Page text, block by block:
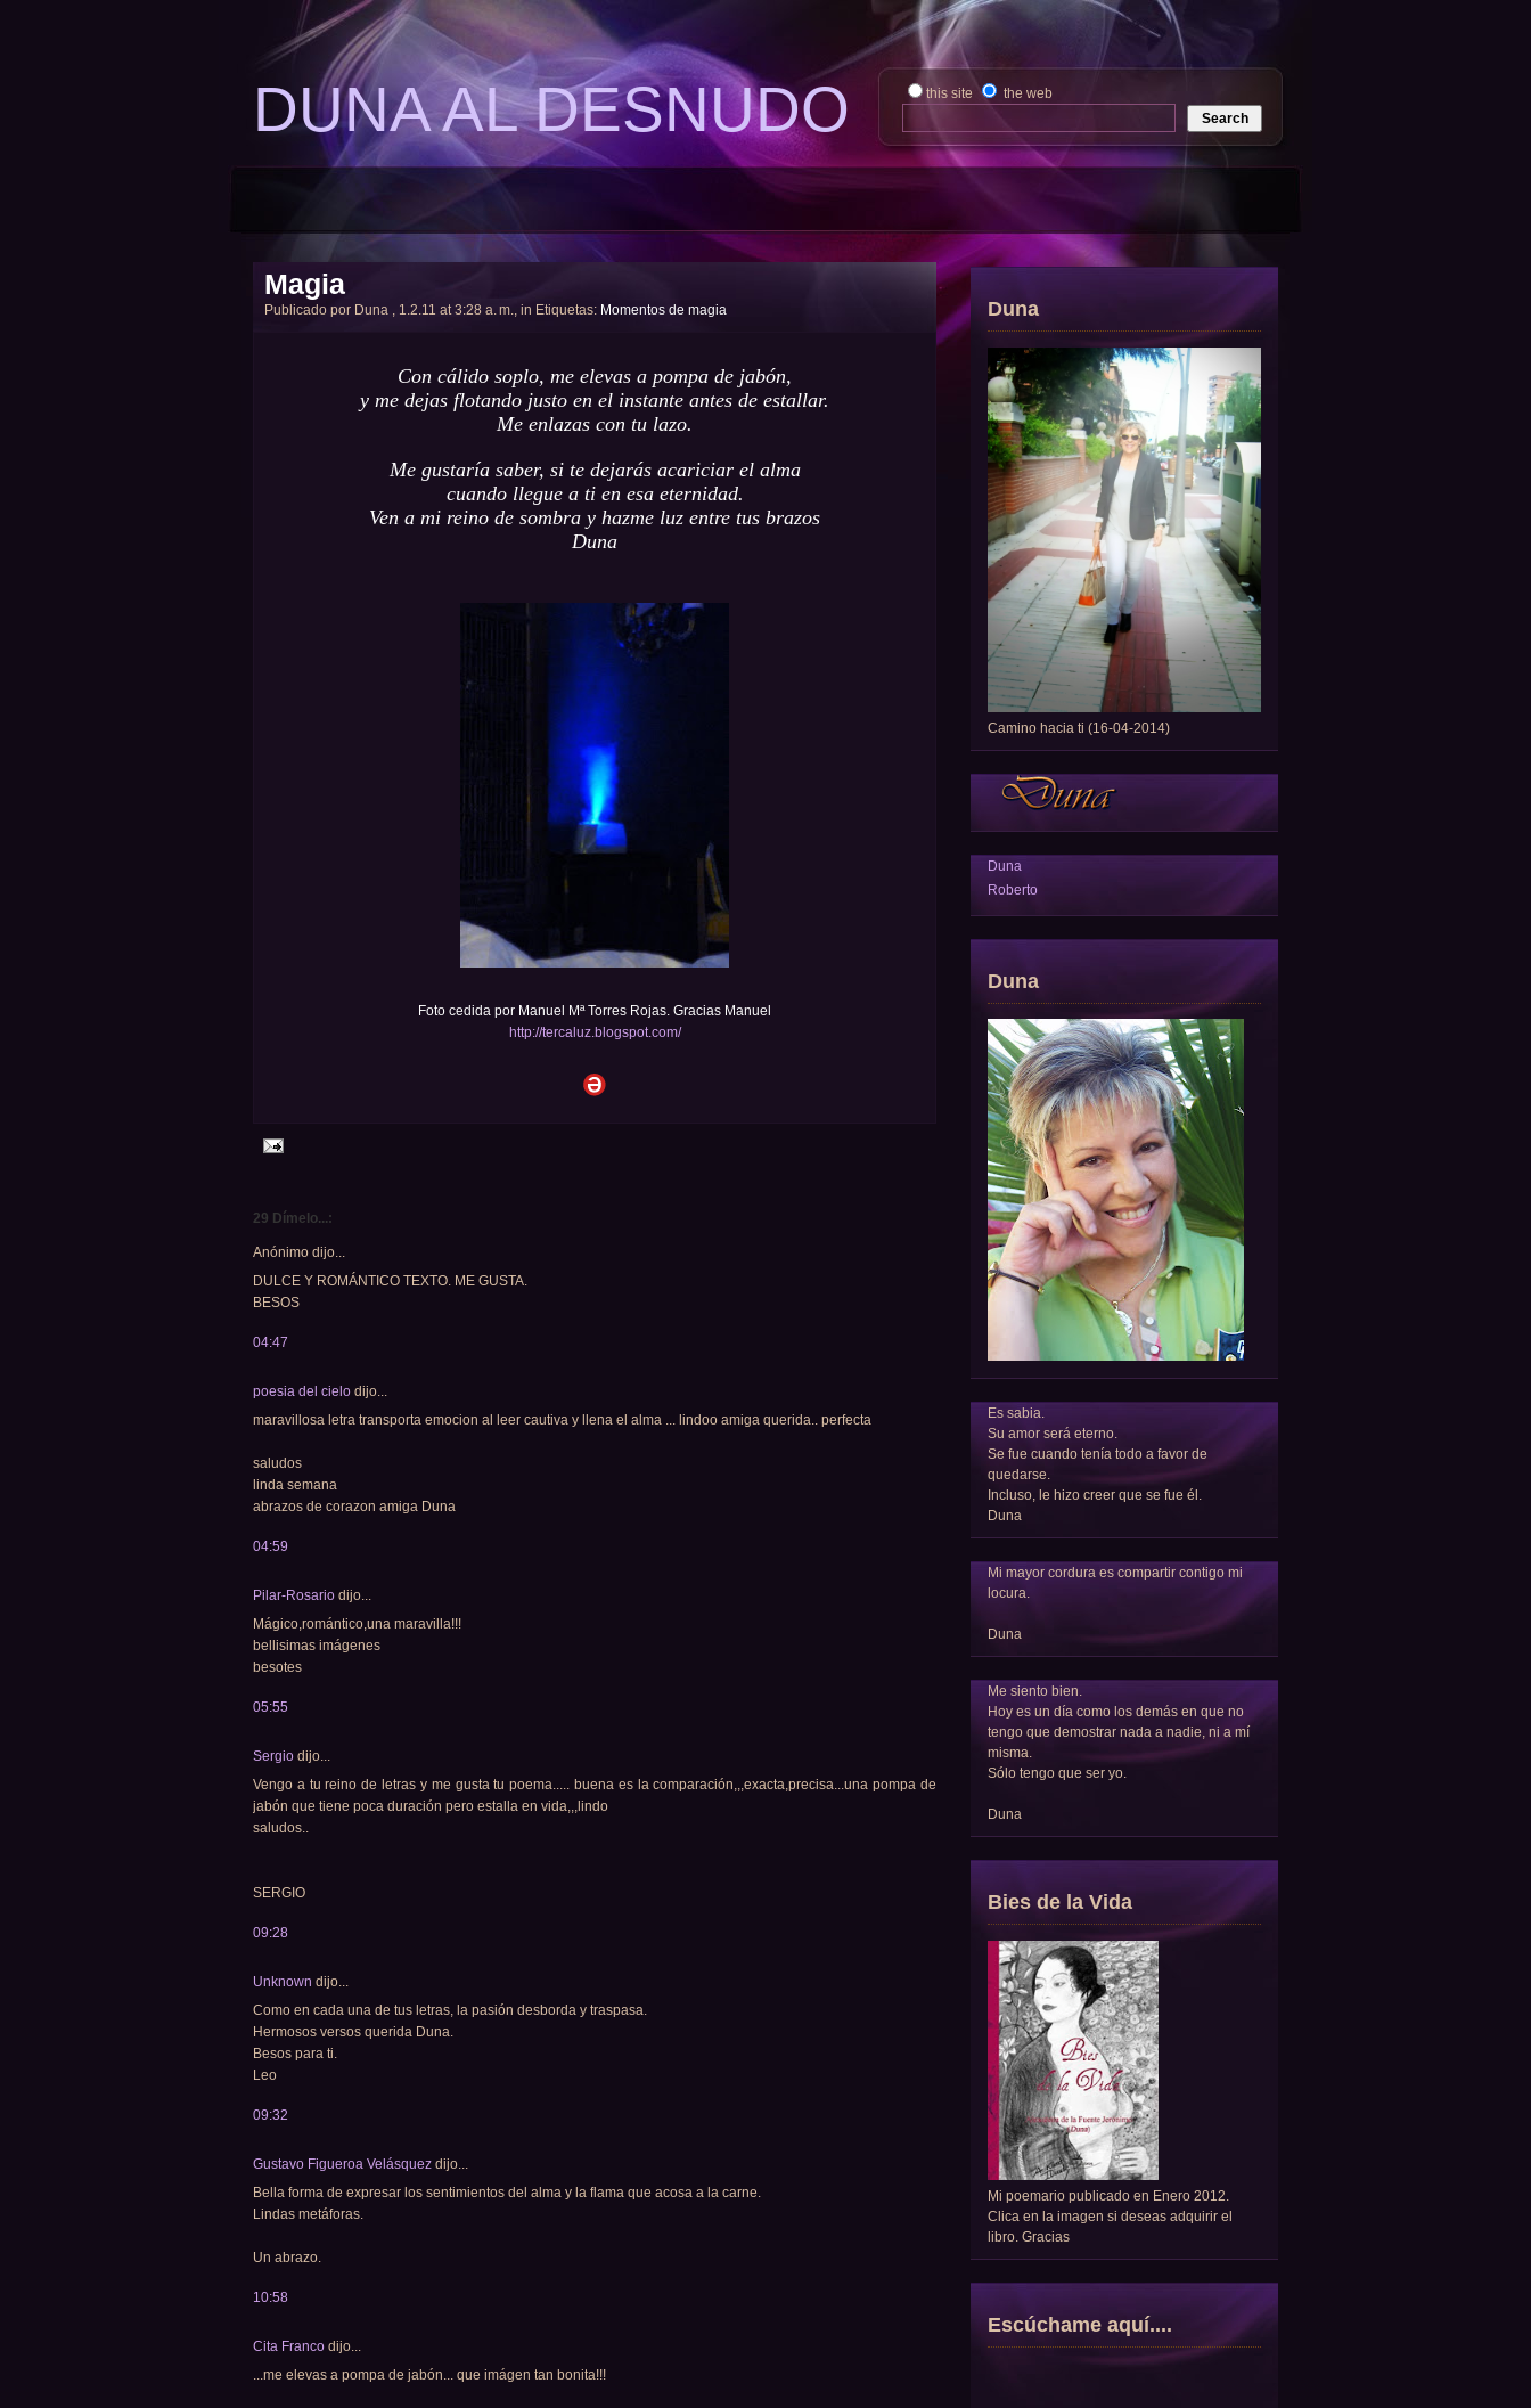
DUNA AL DESNUDO this site the web
Magia
Publicado por Duna , 1.2.11 at 3:28 a. m., in Etiquetas: Momentos de magia
Con cálido soplo, me elevas a pompa de jabón,
y me dejas flotando justo en el instante antes de estallar.
Me enlazas con tu lazo.
Me gustaría saber, si te dejarás acariciar el alma
cuando llegue a ti en esa eternidad.
Ven a mi reino de sombra y hazme luz entre tus brazos
Duna
Foto cedida por Manuel Mª Torres Rojas. Gracias Manuel
http://tercaluz.blogspot.com/
29 Dímelo...:
Anónimo dijo...
DULCE Y ROMÁNTICO TEXTO. ME GUSTA.
BESOS
04:47
poesia del cielo dijo...
maravillosa letra transporta emocion al leer cautiva y llena el alma ... lindoo amiga querida.. perfecta
saludos
linda semana
abrazos de corazon amiga Duna
04:59
Pilar-Rosario dijo...
Mágico,romántico,una maravilla!!!
bellisimas imágenes
besotes
05:55
Sergio dijo...
Vengo a tu reino de letras y me gusta tu poema..... buena es la comparación,,,exacta,precisa...una pompa de
jabón que tiene poca duración pero estalla en vida,,,lindo
saludos..
SERGIO
09:28
Unknown dijo...
Como en cada una de tus letras, la pasión desborda y traspasa.
Hermosos versos querida Duna.
Besos para ti.
Leo
09:32
Gustavo Figueroa Velásquez dijo...
Bella forma de expresar los sentimientos del alma y la flama que acosa a la carne.
Lindas metáforas.
Un abrazo.
10:58
Cita Franco dijo...
...me elevas a pompa de jabón... que imágen tan bonita!!!
Duna
Camino hacia ti (16-04-2014)
Duna
Roberto
Duna
Es sabia.
Su amor será eterno.
Se fue cuando tenía todo a favor de
quedarse.
Incluso, le hizo creer que se fue él.
Duna
Mi mayor cordura es compartir contigo mi
locura.
Duna
Me siento bien.
Hoy es un día como los demás en que no
tengo que demostrar nada a nadie, ni a mí
misma.
Sólo tengo que ser yo.
Duna
Bies de la Vida
Mi poemario publicado en Enero 2012.
Clica en la imagen si deseas adquirir el
libro. Gracias
Escúchame aquí....